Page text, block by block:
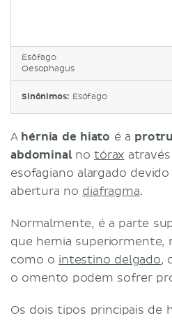
Esôfago
Oesophagus
Sinônimos: Esófago
A hérnia de hiato é a
abdominalnotórax
esofagiano alargado
abertura no diafragma.
Normalmente, é a parte
que hernia superiormente,
como o intestino delgado,
o omento podem sofrer
Os dois tipos principais de